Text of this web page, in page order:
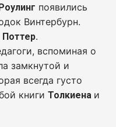
появились
Винтербурн.
Поттер.
вспоминая о
замкнутой и
всегда густо
книги Толкиена и